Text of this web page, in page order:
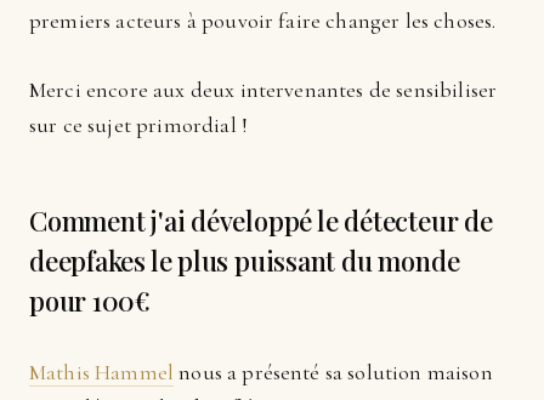
premiers acteurs à pouvoir faire changer les choses.
Merci encore aux deux intervenantes de sensibiliser
sur ce sujet primordial !
Comment j'ai développé le détecteur de
deepfakes le plus puissant du monde
pour 100€
Mathis Hammel nous a présenté sa solution maison